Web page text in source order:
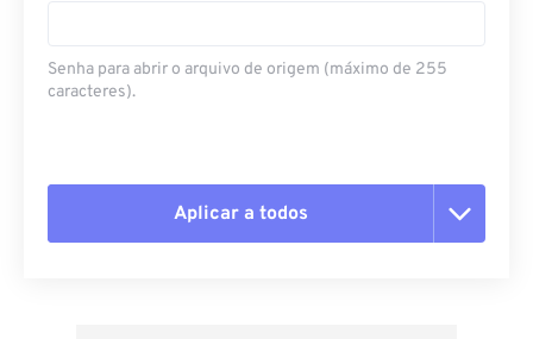
Senha para abrir o arquivo de origem (máximo de 255
caracteres).
Aplicar a todos